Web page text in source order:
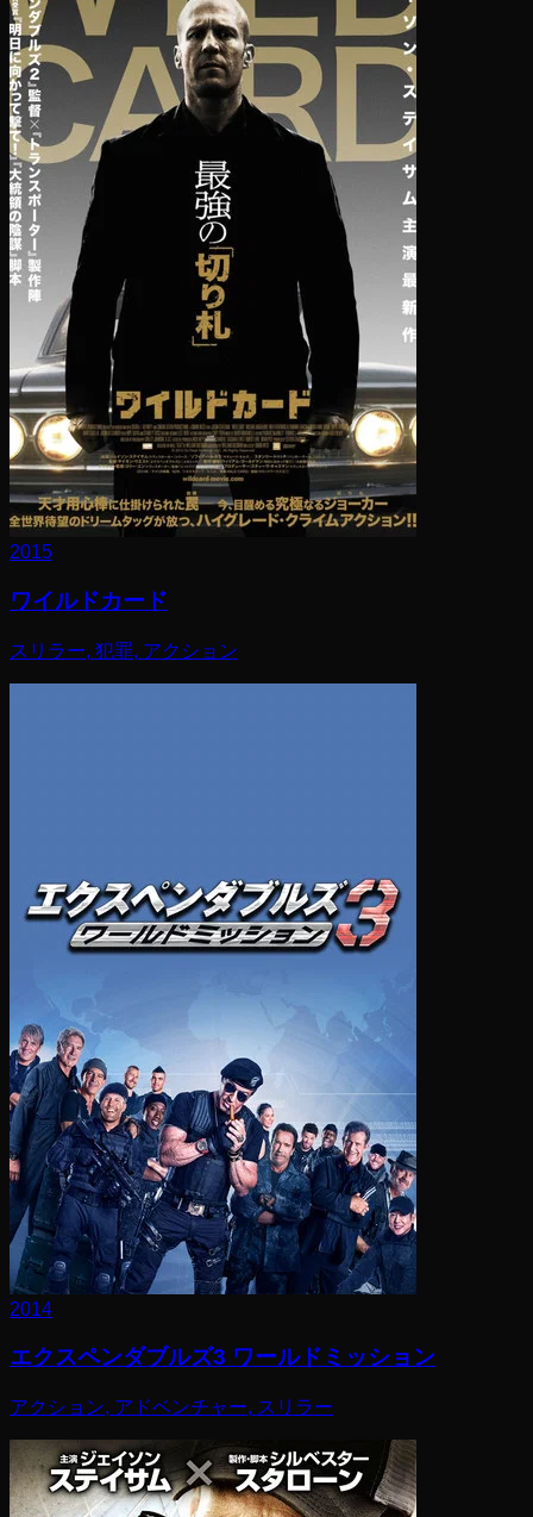
2015
ワイルドカード
スリラー, 犯罪, アクション
2014
エクスペンダブルズ3 ワールドミッション
アクション, アドベンチャー, スリラー